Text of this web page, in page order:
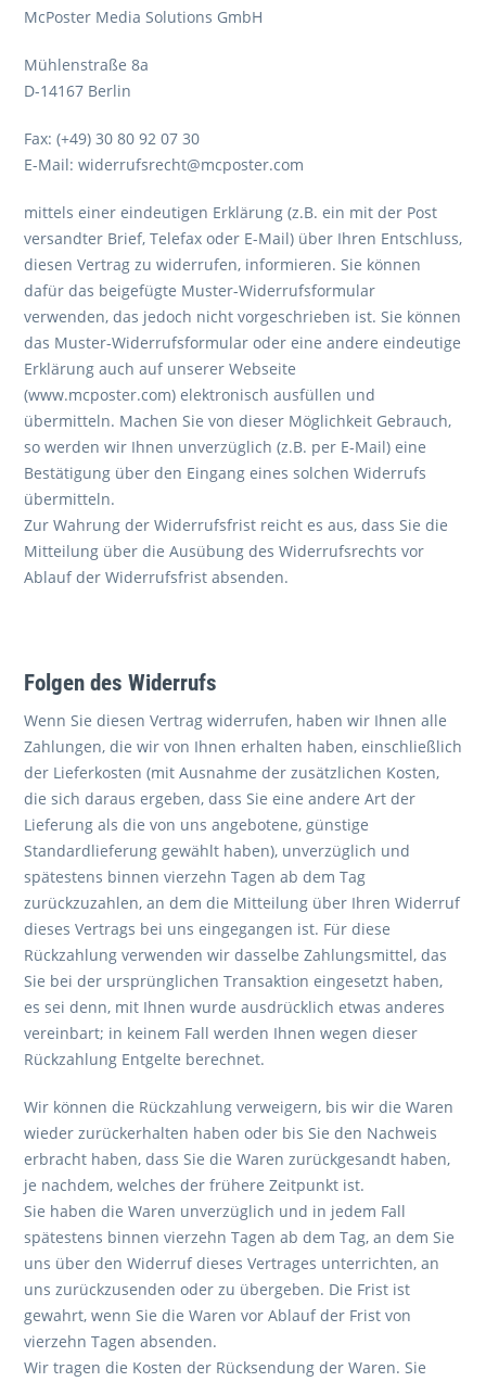
McPoster Media Solutions GmbH
Mühlenstraße 8a
D-14167 Berlin
Fax: (+49) 30 80 92 07 30
E-Mail: widerrufsrecht@mcposter.com
mittels einer eindeutigen Erklärung (z.B. ein mit der Post
versandter Brief, Telefax oder E-Mail) über Ihren Entschluss,
diesen Vertrag zu widerrufen, informieren. Sie können
dafür das beigefügte Muster-Widerrufsformular
verwenden, das jedoch nicht vorgeschrieben ist. Sie können
das Muster-Widerrufsformular oder eine andere eindeutige
Erklärung auch auf unserer Webseite
(www.mcposter.com) elektronisch ausfüllen und
übermitteln. Machen Sie von dieser Möglichkeit Gebrauch,
so werden wir Ihnen unverzüglich (z.B. per E-Mail) eine
Bestätigung über den Eingang eines solchen Widerrufs
übermitteln.
Zur Wahrung der Widerrufsfrist reicht es aus, dass Sie die
Mitteilung über die Ausübung des Widerrufsrechts vor
Ablauf der Widerrufsfrist absenden.
Folgen des Widerrufs
Wenn Sie diesen Vertrag widerrufen, haben wir Ihnen alle
Zahlungen, die wir von Ihnen erhalten haben, einschließlich
der Lieferkosten (mit Ausnahme der zusätzlichen Kosten,
die sich daraus ergeben, dass Sie eine andere Art der
Lieferung als die von uns angebotene, günstige
Standardlieferung gewählt haben), unverzüglich und
spätestens binnen vierzehn Tagen ab dem Tag
zurückzuzahlen, an dem die Mitteilung über Ihren Widerruf
dieses Vertrags bei uns eingegangen ist. Für diese
Rückzahlung verwenden wir dasselbe Zahlungsmittel, das
Sie bei der ursprünglichen Transaktion eingesetzt haben,
es sei denn, mit Ihnen wurde ausdrücklich etwas anderes
vereinbart; in keinem Fall werden Ihnen wegen dieser
Rückzahlung Entgelte berechnet.
Wir können die Rückzahlung verweigern, bis wir die Waren
wieder zurückerhalten haben oder bis Sie den Nachweis
erbracht haben, dass Sie die Waren zurückgesandt haben,
je nachdem, welches der frühere Zeitpunkt ist.
Sie haben die Waren unverzüglich und in jedem Fall
spätestens binnen vierzehn Tagen ab dem Tag, an dem Sie
uns über den Widerruf dieses Vertrages unterrichten, an
uns zurückzusenden oder zu übergeben. Die Frist ist
gewahrt, wenn Sie die Waren vor Ablauf der Frist von
vierzehn Tagen absenden.
Wir tragen die Kosten der Rücksendung der Waren. Sie